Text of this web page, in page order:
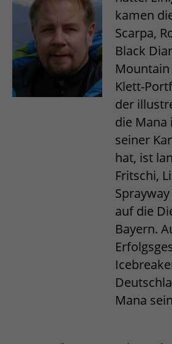
kamen
Scarpa,
Black
Klett-
der
die Mana
seiner
hat, ist
Fritschi,
auf die
Bayern.
Mana